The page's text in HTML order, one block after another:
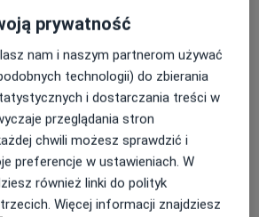
2 Adres 3 Online
10/2, Gdańsk• Mapa
prywatność
nam i naszym partnerom używać
technologii) do zbierania
i dostarczania treści w
przeglądania stron
chwili możesz sprawdzić i
preferencje w ustawieniach. W
również linki do polityk
Więcej informacji znajdziesz